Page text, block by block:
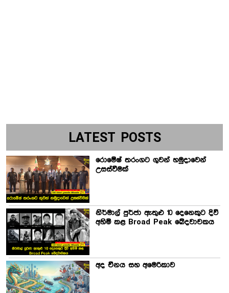
LATEST POSTS
රොමේෂ් තරංගට ගුවන් හමුදාවෙන්
උසස්වීමක්
නිර්මාල් පුර්ජා ඇතුළු 10 දෙනෙකුට දිවි
අහිමි කළ Broad Peak ඛේදවාචකය
අද චීනය සහ අමෙරිකාව